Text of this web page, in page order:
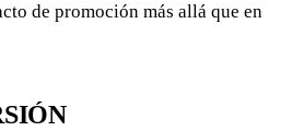
de promoción más allá que en